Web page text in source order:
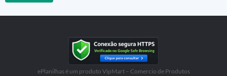
ePlanilhas é um produto VipMart – Comercio de Produtos